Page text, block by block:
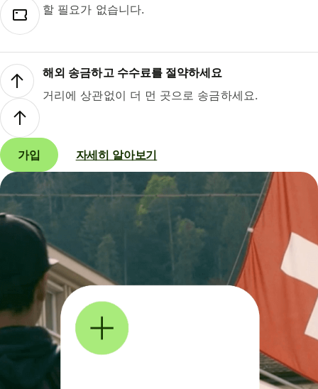
할 필요가 없습니다.
해외 송금하고 수수료를 절약하세요
거리에 상관없이 더 먼 곳으로 송금하세요.
가입 자세히 알아보기